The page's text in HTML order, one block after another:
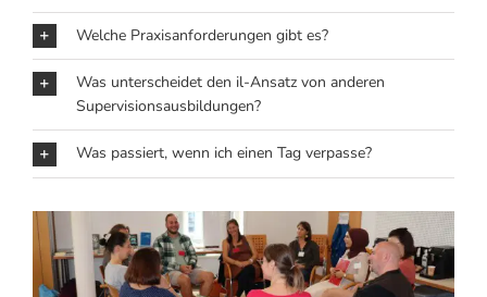
Welche Praxisanforderungen gibt es?
Was unterscheidet den il-Ansatz von anderen
Supervisionsausbildungen?
Was passiert, wenn ich einen Tag verpasse?